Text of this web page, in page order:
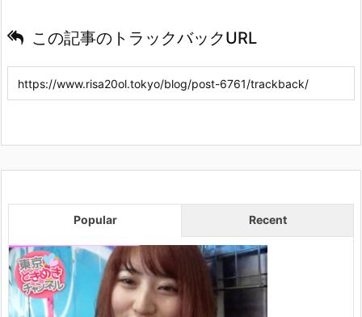
この記事のトラックバックURL
Popular Recent